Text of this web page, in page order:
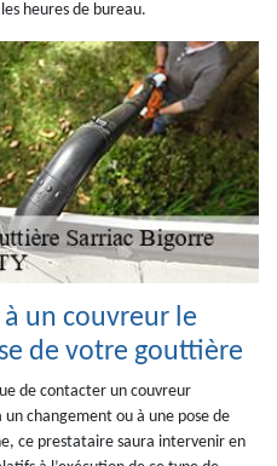
heures de bureau.
un couvreur le
de votre gouttière
de contacter un couvreur
changement ou à une pose de
ce prestataire saura intervenir en